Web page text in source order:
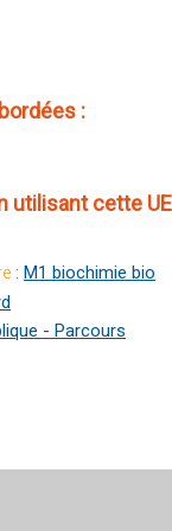
composante)
:
utilisant cette UE
: M1 biochimie bio
- Parcours